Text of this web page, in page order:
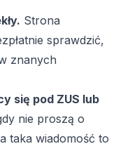
Strona
sprawdzić,
znanych
się pod ZUS lub
nie proszą o
taka wiadomość to